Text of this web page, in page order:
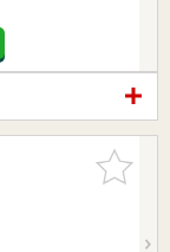
お気に入
りに追加